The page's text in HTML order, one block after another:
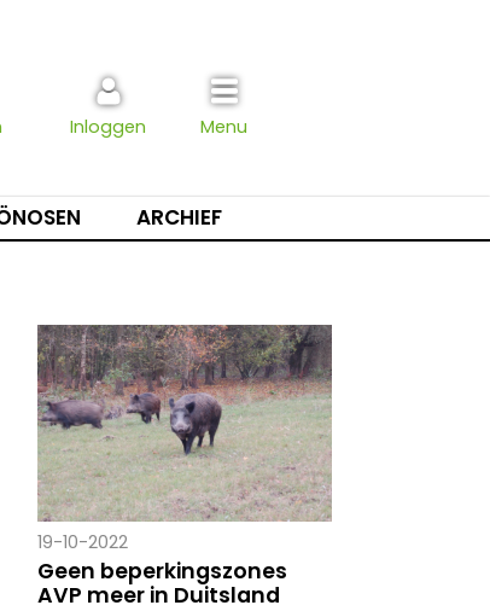
Inloggen Menu
ARCHIEF
19-10-2022
Geen beperkingszones
AVP meer in Duitsland